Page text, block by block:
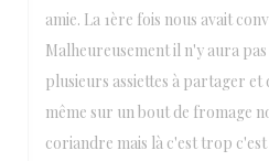
amie. La 1ère fois nous avait
Malheureusement il n'y aura
plusieurs assiettes à partager
même sur un bout de fromage
coriandre mais là c'est trop